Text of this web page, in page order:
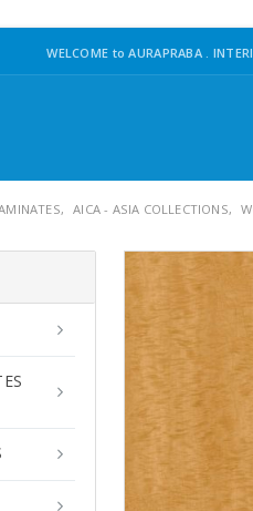
WELCOME to AURAPRABA .
, AICA - ASIA COLLECTIONS,